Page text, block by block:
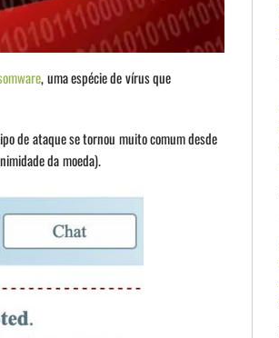
, uma espécie de vírus que
de ataque se tornou muito comum desde
da moeda).